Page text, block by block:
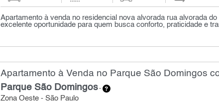
Apartamento à venda no residencial nova alvorada rua alvorada do
excelente oportunidade para quem busca conforto, praticidade e
Apartamento à Venda no Parque São Domingos
Parque São Domingos-
Zona Oeste - São Paulo